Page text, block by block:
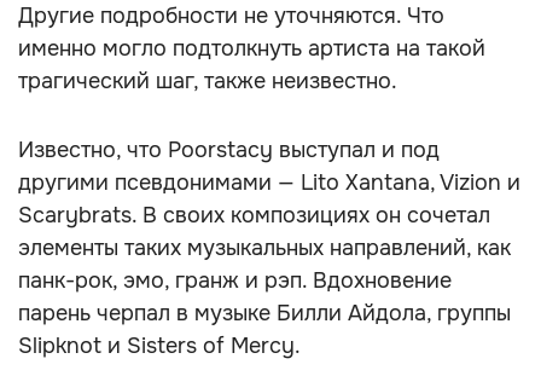
Другие подробности не уточняются. Что
именно могло подтолкнуть артиста на такой
трагический шаг, также неизвестно.
Известно, что Poorstacy выступал и под
другими псевдонимами — Lito Xantana, Vizion и
Scarybrats. В своих композициях он сочетал
элементы таких музыкальных направлений, как
панк-рок, эмо, гранж и рэп. Вдохновение
парень черпал в музыке Билли Айдола, группы
Slipknot и Sisters of Mercy.